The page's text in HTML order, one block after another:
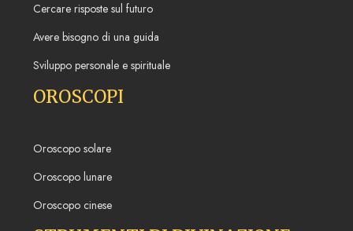
Cercare risposte sul futuro
Avere bisogno di una guida
Sviluppo personale e spirituale
OROSCOPI
Oroscopo solare
Oroscopo lunare
Oroscopo cinese